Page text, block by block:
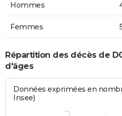
Hommes
Femmes
Répartition des décès de
d'âges
Données exprimées en
Insee)